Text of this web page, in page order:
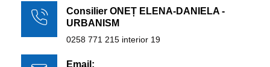
Consilier ONEȚ ELENA-DANIELA -
URBANISM
0258 771 215 interior 19
Email: